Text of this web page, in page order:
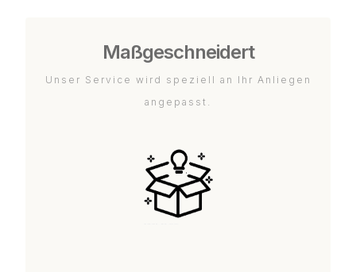
Maßgeschneidert
Unser Service wird speziell an Ihr Anliegen
angepasst.